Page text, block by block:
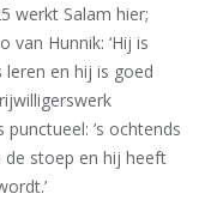
werkt Salam hier;
van Hunnik: ‘Hij is
leren en hij is goed
’s ochtends
stoep en hij heeft